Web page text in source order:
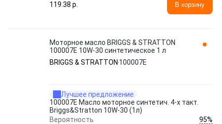
119.38 p.
В корзину
Моторное масло BRIGGS & STRATTON
100007E 10W-30 синтетическое 1 л
BRIGGS & STRATTON 100007E
Лучшее предложение
100007E Масло моторное синтетич. 4-х такт.
Briggs&Stratton 10W-30 (1л)
Вероятность
95%